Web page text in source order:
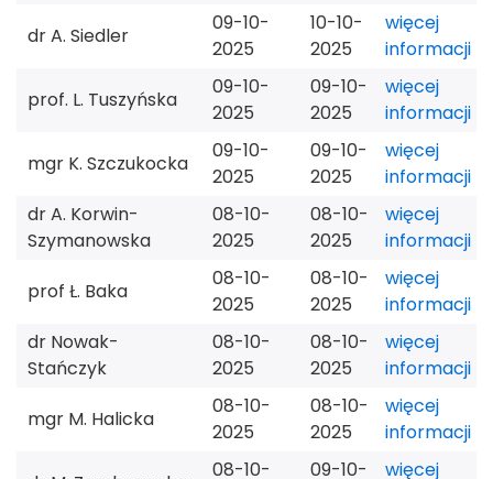
dr A. Siedler
09-10-
2025
10-10-
2025
więcej
informacji
prof. L. Tuszyńska
09-10-
2025
09-10-
2025
więcej
informacji
mgr K. Szczukocka
09-10-
2025
09-10-
2025
więcej
informacji
dr A. Korwin-
Szymanowska
08-10-
2025
08-10-
2025
więcej
informacji
prof Ł. Baka
08-10-
2025
08-10-
2025
więcej
informacji
dr Nowak-
Stańczyk
08-10-
2025
08-10-
2025
więcej
informacji
mgr M. Halicka
08-10-
2025
08-10-
2025
więcej
informacji
08-10-
09-10-
więcej